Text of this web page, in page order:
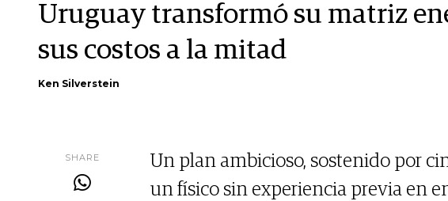
Uruguay transformó su matriz
sus costos a la mitad
Ken Silverstein
SHARE
Un plan ambicioso, sostenido por
un físico sin experiencia previa en